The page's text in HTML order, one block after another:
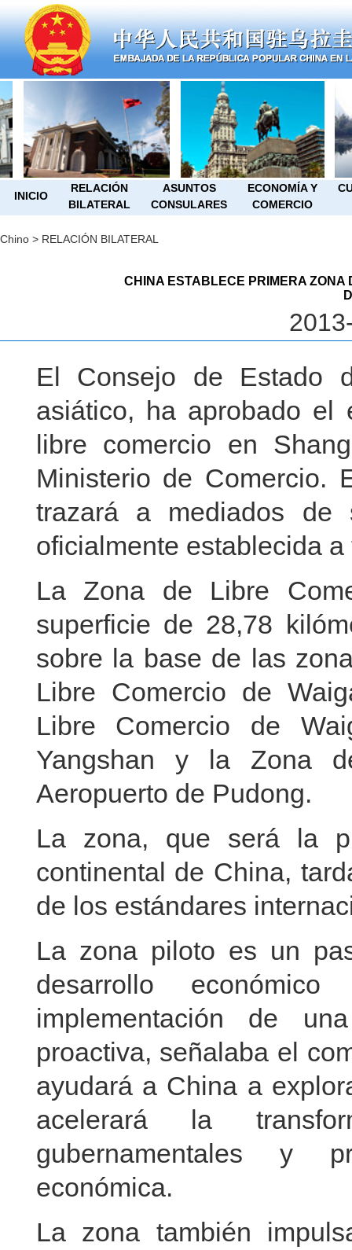
INICIO
RELACIÓN
BILATERAL
ASUNTOS
CONSULARES
ECONOMÍA Y
COMERCIO
Chino > RELACIÓN BILATERAL
CHINA ESTABLECE PRIMERA ZONA
El Consejo de Estado
asiático, ha aprobado el
libre comercio en
Ministerio de Comercio.
trazará a mediados de
oficialmente establecida
La Zona de Libre
superficie de 28,78
sobre la base de las
Libre Comercio de
Libre Comercio de
Yangshan y la Zona
Aeropuerto de Pudong.
La zona, que será la
continental de China,
de los estándares
La zona piloto es un
desarrollo
implementación de
proactiva, señalaba el
ayudará a China a
acelerará la
gubernamentales y
económica.
La zona también